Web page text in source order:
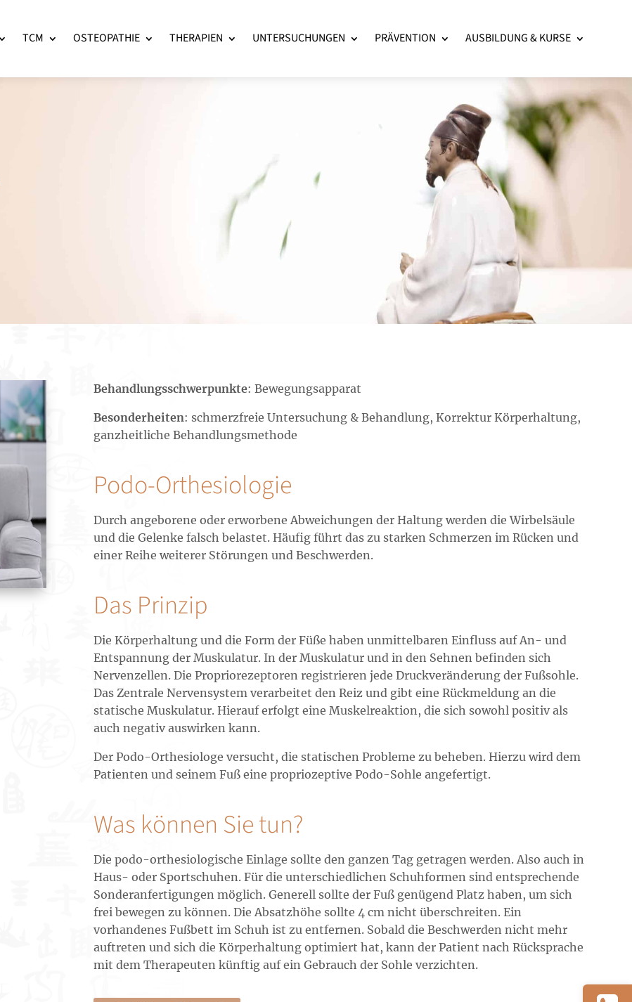
TCM OSTEOPATHIE THERAPIEN UNTERSUCHUNGEN PRÄVENTION AUSBILDUNG & KURSE
Behandlungsschwerpunkte: Bewegungsapparat
Besonderheiten: schmerzfreie Untersuchung & Behandlung, Korrektur Körperhaltung,
ganzheitliche Behandlungsmethode
Podo-Orthesiologie
Durch angeborene oder erworbene Abweichungen der Haltung werden die Wirbelsäule
und die Gelenke falsch belastet. Häufig führt das zu starken Schmerzen im Rücken und
einer Reihe weiterer Störungen und Beschwerden.
Das Prinzip
Die Körperhaltung und die Form der Füße haben unmittelbaren Einfluss auf An- und
Entspannung der Muskulatur. In der Muskulatur und in den Sehnen befinden sich
Nervenzellen. Die Propriorezeptoren registrieren jede Druckveränderung der Fußsohle.
Das Zentrale Nervensystem verarbeitet den Reiz und gibt eine Rückmeldung an die
statische Muskulatur. Hierauf erfolgt eine Muskelreaktion, die sich sowohl positiv als
auch negativ auswirken kann.
Der Podo-Orthesiologe versucht, die statischen Probleme zu beheben. Hierzu wird dem
Patienten und seinem Fuß eine propriozeptive Podo-Sohle angefertigt.
Was können Sie tun?
Die podo-orthesiologische Einlage sollte den ganzen Tag getragen werden. Also auch in
Haus- oder Sportschuhen. Für die unterschiedlichen Schuhformen sind entsprechende
Sonderanfertigungen möglich. Generell sollte der Fuß genügend Platz haben, um sich
frei bewegen zu können. Die Absatzhöhe sollte 4 cm nicht überschreiten. Ein
vorhandenes Fußbett im Schuh ist zu entfernen. Sobald die Beschwerden nicht mehr
auftreten und sich die Körperhaltung optimiert hat, kann der Patient nach Rücksprache
mit dem Therapeuten künftig auf ein Gebrauch der Sohle verzichten.